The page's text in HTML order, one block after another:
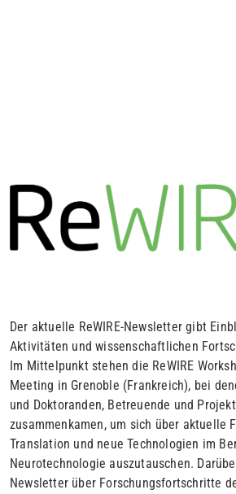
Der aktuelle ReWIRE-Newsletter gibt
Aktivitäten und wissenschaftlichen
Im Mittelpunkt stehen die ReWIRE
Meeting in Grenoble (Frankreich), bei
und Doktoranden, Betreuende und
zusammenkamen, um sich über aktuelle
Translation und neue Technologien im
Neurotechnologie auszutauschen.
Newsletter über Forschungsfortschritte